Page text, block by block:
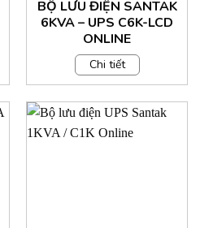
BỘ LƯU ĐIỆN SANTAK
6KVA – UPS C6K-LCD
ONLINE
Chi tiết